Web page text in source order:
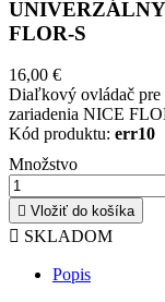
FLOR-S
16,00 €
Diaľkový ovládač pre
zariadenia NICE
Kód produktu: err10
Množstvo
 Vložiť do košíka
 SKLADOM
Popis